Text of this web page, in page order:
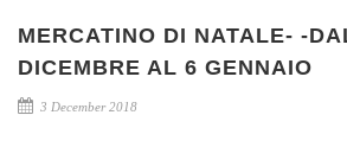
MERCATINO DI NATALE- -
DICEMBRE AL 6 GENNAIO
3 December 2018